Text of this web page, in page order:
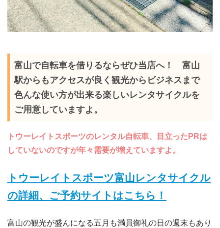
富山で自転車を借りるならぜひ当店へ！ 富山
駅からもアクセスが良く観光からビジネスまで
色んな使い方が出来る楽しいレンタサイクルを
ご用意していますよ。
トウーレイトスポーツのレンタル自転車、目立ったPRは
していないのですが年々需要が増えていますよ。
トウーレイトスポーツ富山レンタサイクル
の詳細、ご予約サイトはこちら！
富山の観光が盛んになる五月も満員御礼の日の週末もあり